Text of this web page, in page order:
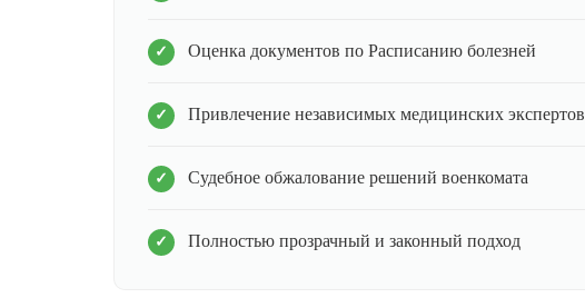
Оценка документов по Расписанию болезней
Привлечение независимых медицинских экспертов
Судебное обжалование решений военкомата
Полностью прозрачный и законный подход